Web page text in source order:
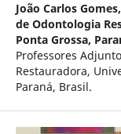
João Carlos Gomes,
de Odontologia
Ponta Grossa,
Professores
Restauradora,
Paraná, Brasil.